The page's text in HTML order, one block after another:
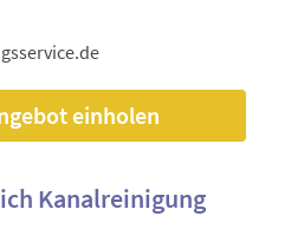
einholen
Kanalreinigung